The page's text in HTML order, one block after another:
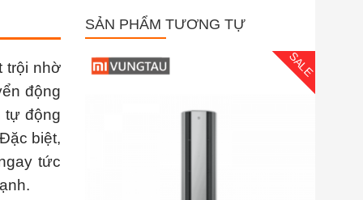
trội nhờ
động
tự động
biệt,
tức
SẢN PHẨM TƯƠNG TỰ
SALE